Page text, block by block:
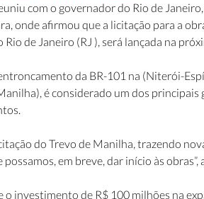
com o governador do Rio de
onde afirmou que a licitação para a
de Janeiro (RJ ), será lançada na
da BR-101 na (Niterói-
é considerado um dos principais
do Trevo de Manilha, trazendo
em breve, dar início às
o investimento de R$ 100 milhões na